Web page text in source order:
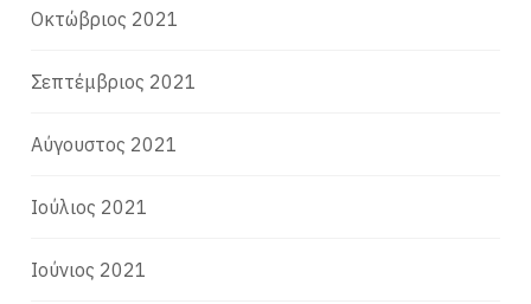
Οκτώβριος 2021
Σεπτέμβριος 2021
Αύγουστος 2021
Ιούλιος 2021
Ιούνιος 2021